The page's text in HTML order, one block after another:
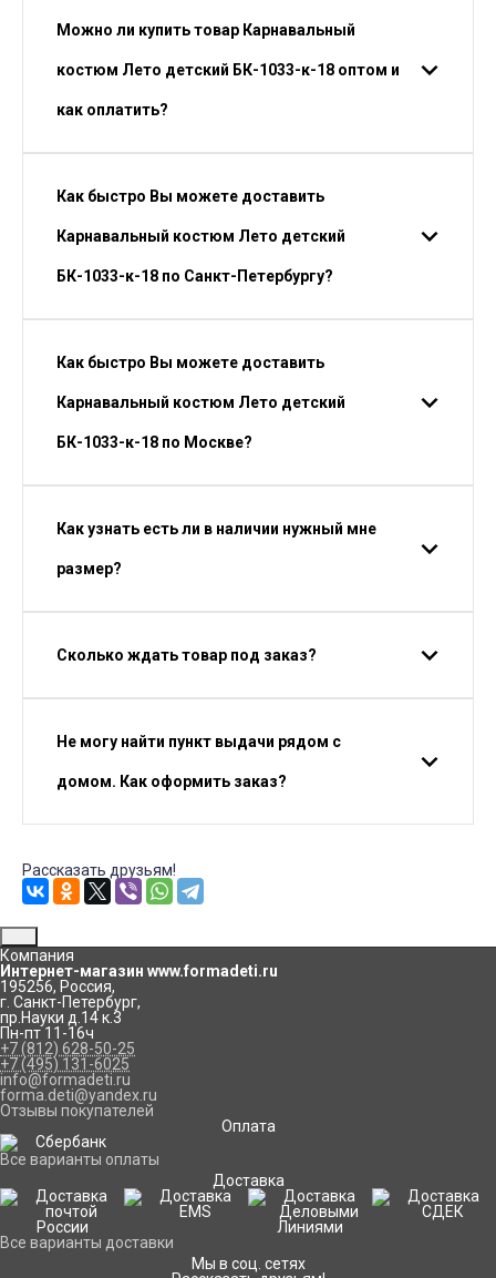
Можно ли купить товар Карнавальный
костюм Лето детский БК-1033-к-18 оптом и
как оплатить?
Как быстро Вы можете доставить
Карнавальный костюм Лето детский
БК-1033-к-18 по Санкт-Петербургу?
Как быстро Вы можете доставить
Карнавальный костюм Лето детский
БК-1033-к-18 по Москве?
Как узнать есть ли в наличии нужный мне
размер?
Сколько ждать товар под заказ?
Не могу найти пункт выдачи рядом с
домом. Как оформить заказ?
Рассказать друзьям!
Компания
Интернет-магазин www.formadeti.ru
195256, Россия,
г. Санкт-Петербург,
пр.Науки д.14 к.3
Пн-пт 11-16ч
+7 (812) 628-50-25
+7 (495) 131-6025
info@formadeti.ru
forma.deti@yandex.ru
Отзывы покупателей
Оплата
Все варианты оплаты
Доставка
Все варианты доставки
Мы в соц. сетях